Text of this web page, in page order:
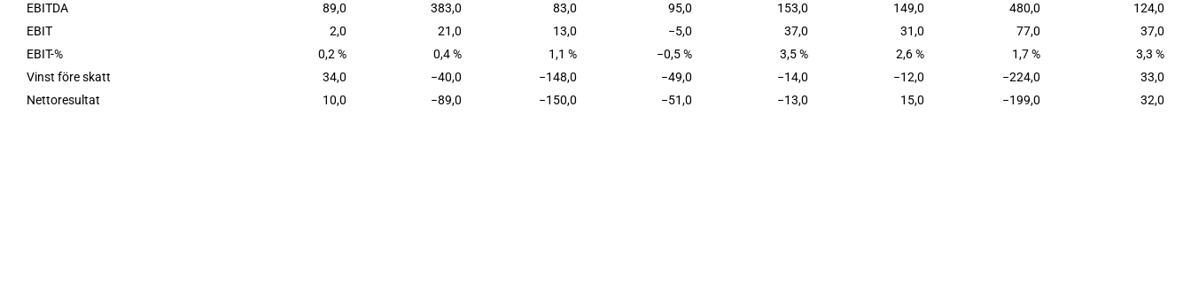
EBITDA
89,0 383,0 83,0 95,0 153,0 149,0 480,0
124,0
EBIT
2,0 21,0 13,0 −5,0 37,0 31,0 77,0
37,0
EBIT-%
0,2 % 0,4 % 1,1 % −0,5 % 3,5 % 2,6 % 1,7 %
3,3 %
Vinst före skatt
34,0 −40,0 −148,0 −49,0 −14,0 −12,0 −224,0
33,0
Nettoresultat
10,0 −89,0 −150,0 −51,0 −13,0 15,0 −199,0 32,0